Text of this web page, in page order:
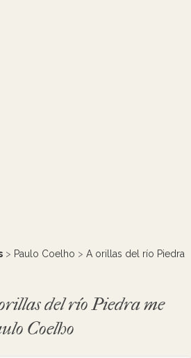
> Paulo Coelho > A orillas del río Piedra
del río Piedra me
Coelho